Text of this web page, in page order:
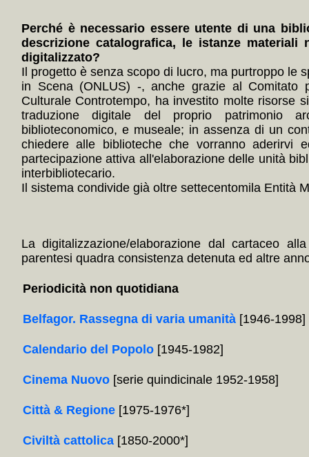
Perché è necessario essere utente di una
descrizione catalografica, le istanze
digitalizzato?
Il progetto è senza scopo di lucro, ma purtroppo le
in Scena (ONLUS) -, anche grazie al Comitato
Culturale Controtempo, ha investito molte risorse
traduzione digitale del proprio patrimonio
biblioteconomico, e museale; in assenza di un
chiedere alle biblioteche che vorranno aderirvi
partecipazione attiva all'elaborazione delle unità
interbibliotecario.
Il sistema condivide già oltre settecentomila Entità
La digitalizzazione/elaborazione dal cartaceo
parentesi quadra consistenza detenuta ed altre
Periodicità non quotidiana
Belfagor. Rassegna di varia umanità [1946-1998]
Calendario del Popolo [1945-1982]
Cinema Nuovo [serie quindicinale 1952-1958]
Città & Regione [1975-1976*]
Civiltà cattolica [1850-2000*]